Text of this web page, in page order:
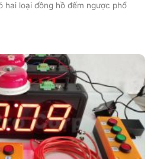
hai loại đồng hồ đếm ngược phổ